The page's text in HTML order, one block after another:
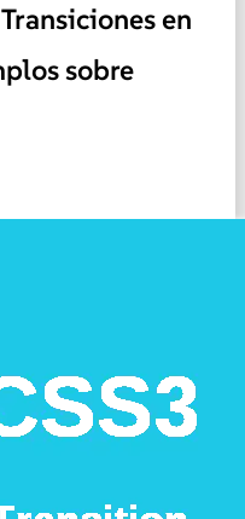
en
sobre